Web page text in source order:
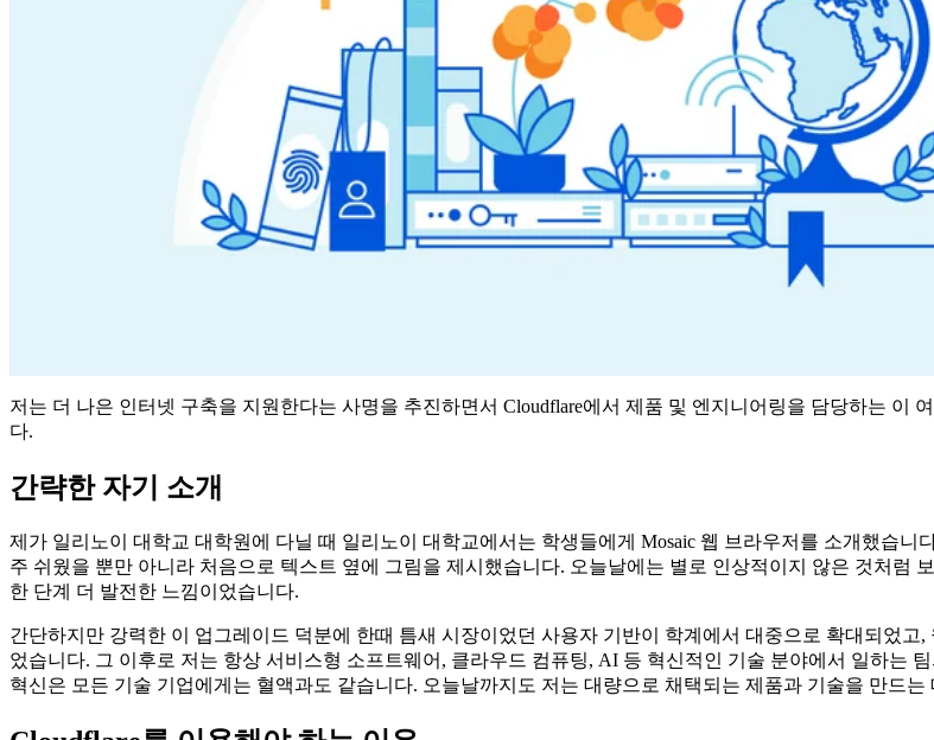
저는 더 나은 인터넷 구축을 지원한다는 사명을 추진하면서 Cloudflare에서 제품 및 엔지니어링을 담당하는 이
다.
간략한 자기 소개
제가 일리노이 대학교 대학원에 다닐 때 일리노이 대학교에서는 학생들에게 Mosaic 웹 브라우저를 소개했습니
주 쉬웠을 뿐만 아니라 처음으로 텍스트 옆에 그림을 제시했습니다. 오늘날에는 별로 인상적이지 않은 것처럼
한 단계 더 발전한 느낌이었습니다.
간단하지만 강력한 이 업그레이드 덕분에 한때 틈새 시장이었던 사용자 기반이 학계에서 대중으로 확대되었고,
었습니다. 그 이후로 저는 항상 서비스형 소프트웨어, 클라우드 컴퓨팅, AI 등 혁신적인 기술 분야에서 일하는
혁신은 모든 기술 기업에게는 혈액과도 같습니다. 오늘날까지도 저는 대량으로 채택되는 제품과 기술을 만드는